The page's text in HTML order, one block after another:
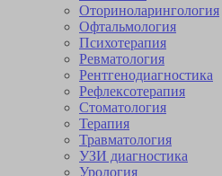
Оторино­ларингология
Офтальмология
Психотерапия
Ревматология
Рентгенодиагностика
Рефлексотерапия
Стоматология
Терапия
Травматология
УЗИ диагностика
Урология